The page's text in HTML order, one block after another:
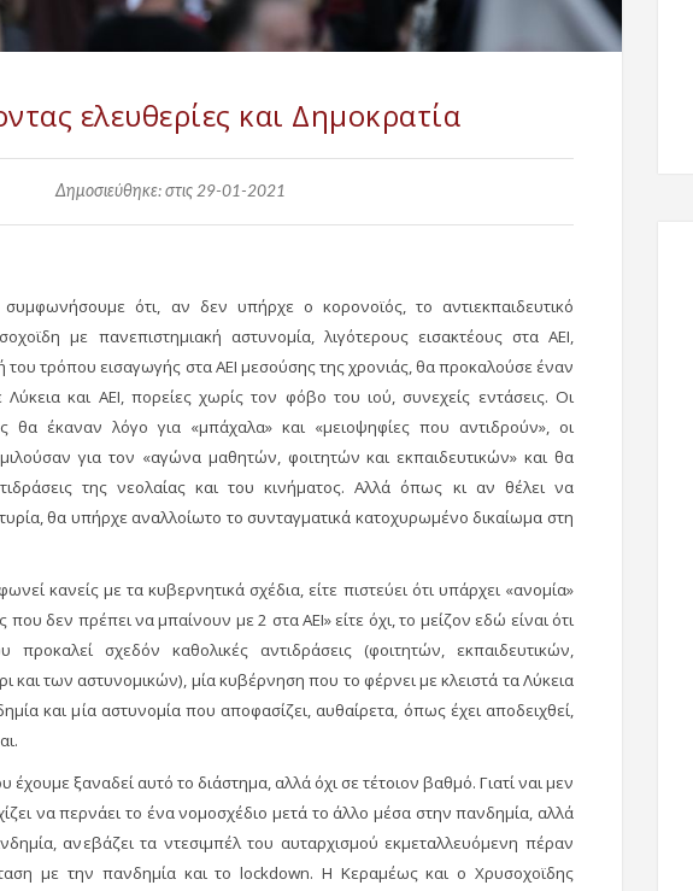
ελευθερίες και Δημοκρατία
Δημοσιεύθηκε: στις 29-01-2021
ότι, αν δεν υπήρχε ο κορονοϊός, το αντιεκπαιδευτικό
με πανεπιστημιακή αστυνομία, λιγότερους εισακτέους στα ΑΕΙ,
του τρόπου εισαγωγής στα ΑΕΙ μεσούσης της χρονιάς, θα προκαλούσε έναν
και ΑΕΙ, πορείες χωρίς τον φόβο του ιού, συνεχείς εντάσεις. Οι
θα έκαναν λόγο για «μπάχαλα» και «μειοψηφίες που αντιδρούν», οι
για τον «αγώνα μαθητών, φοιτητών και εκπαιδευτικών» και θα
της νεολαίας και του κινήματος. Αλλά όπως κι αν θέλει να
θα υπήρχε αναλλοίωτο το συνταγματικά κατοχυρωμένο δικαίωμα στη
κανείς με τα κυβερνητικά σχέδια, είτε πιστεύει ότι υπάρχει «ανομία»
που δεν πρέπει να μπαίνουν με 2 στα ΑΕΙ» είτε όχι, το μείζον εδώ είναι ότι
σχεδόν καθολικές αντιδράσεις (φοιτητών, εκπαιδευτικών,
και των αστυνομικών), μία κυβέρνηση που το φέρνει με κλειστά τα Λύκεια
και μία αστυνομία που αποφασίζει, αυθαίρετα, όπως έχει αποδειχθεί,
έχουμε ξαναδεί αυτό το διάστημα, αλλά όχι σε τέτοιον βαθμό. Γιατί ναι μεν
να περνάει το ένα νομοσχέδιο μετά το άλλο μέσα στην πανδημία, αλλά
ανεβάζει τα ντεσιμπέλ του αυταρχισμού εκμεταλλευόμενη πέραν
με την πανδημία και το lockdown. Η Κεραμέως και ο Χρυσοχοϊδης